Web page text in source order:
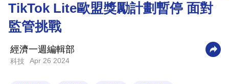
財
業
科
TikTok Lite歐盟獎勵計劃暫停 面對
監管挑戰
經濟一週編輯部
科技 Apr 26 2024